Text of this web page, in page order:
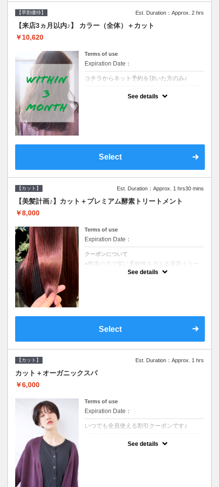
【早割優待】 Est. Duration：Approx. 2 hrs
【来店3ヵ月以内♪】 カラー（全体）＋カット
￥10,620
Terms of use
Expiration Date：
コチラからネット予約を頂いた方のみ♪
See details
Select
【カット】 Est. Duration：Approx. 1 hrs30 mins
【美髪計画♪】カット＋プレミアム酵素トリートメント
￥8,000
Terms of use
Expiration Date：
クーポンについて
●酵素の力で髪に柔軟性を与える最新トリー
トメント●ＳＢ込●長さ料金あり《こちらのク
ーポンご利用のお客様のみ》オリジナル酵素
See details
Select
【カット】 Est. Duration：Approx. 1 hrs
カット＋オーガニックスパ
￥6,000
Terms of use
Expiration Date：
いつでも全員使える割引クーポンです♪
See details